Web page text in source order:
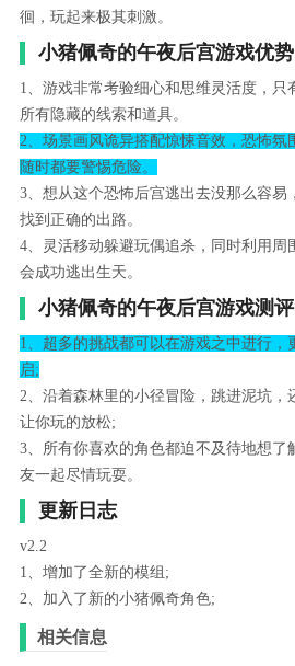
徊，玩起来极其刺激。
小猪佩奇的午夜后宫游戏优势
1、游戏非常考验细心和思维灵活度，只
所有隐藏的线索和道具。
2、场景画风诡异搭配惊悚音效，恐怖氛
随时都要警惕危险。
3、想从这个恐怖后宫逃出去没那么容易
找到正确的出路。
4、灵活移动躲避玩偶追杀，同时利用周
会成功逃出生天。
小猪佩奇的午夜后宫游戏测评
1、超多的挑战都可以在游戏之中进行，
启;
2、沿着森林里的小径冒险，跳进泥坑，
让你玩的放松;
3、所有你喜欢的角色都迫不及待地想了
友一起尽情玩耍。
更新日志
v2.2
1、增加了全新的模组;
2、加入了新的小猪佩奇角色;
相关信息